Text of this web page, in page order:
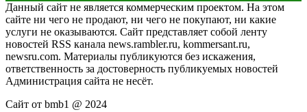
Данный сайт не является коммерческим проектом. На этом
сайте ни чего не продают, ни чего не покупают, ни какие
услуги не оказываются. Сайт представляет собой ленту
новостей RSS канала news.rambler.ru, kommersant.ru,
newsru.com. Материалы публикуются без искажения,
ответственность за достоверность публикуемых новостей
Администрация сайта не несёт.
Сайт от bmb1 @ 2024